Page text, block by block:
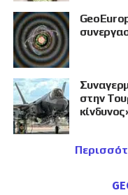
στην